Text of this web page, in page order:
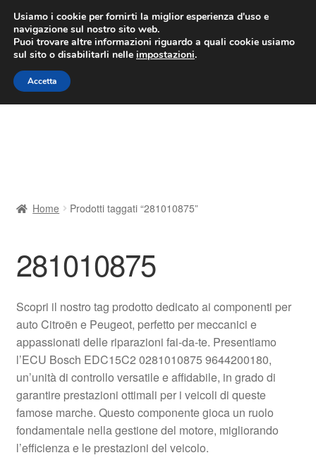
CONSEGNA da 7 EUR
Lun-Ven 9:00 - 16:00/800 580 290
Vai
alla
navigazione
Vai
al
contenuto
Contatto
Il mio account
Pagamenti
Politica sulla riservatezza
Procedura di Reclamo
Registratore di cassa
Home Prodotti taggati “281010875”
281010875
Scopri il nostro tag prodotto dedicato ai componenti per
auto Citroën e Peugeot, perfetto per meccanici e
appassionati delle riparazioni fai-da-te. Presentiamo
l’ECU Bosch EDC15C2 0281010875 9644200180,
un’unità di controllo versatile e affidabile, in grado di
garantire prestazioni ottimali per i veicoli di queste
famose marche. Questo componente gioca un ruolo
fondamentale nella gestione del motore, migliorando
l’efficienza e le prestazioni del veicolo.
Usiamo i cookie per fornirti la miglior esperienza d'uso e
navigazione sul nostro sito web.
Puoi trovare altre informazioni riguardo a quali cookie usiamo
sul sito o disabilitarli nelle impostazioni.
Accetta